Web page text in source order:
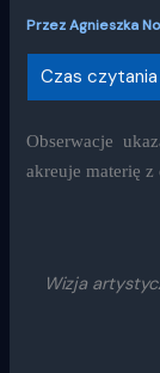
PrzezAgnieszka
Obserwacje
akreuje materię
Wizja